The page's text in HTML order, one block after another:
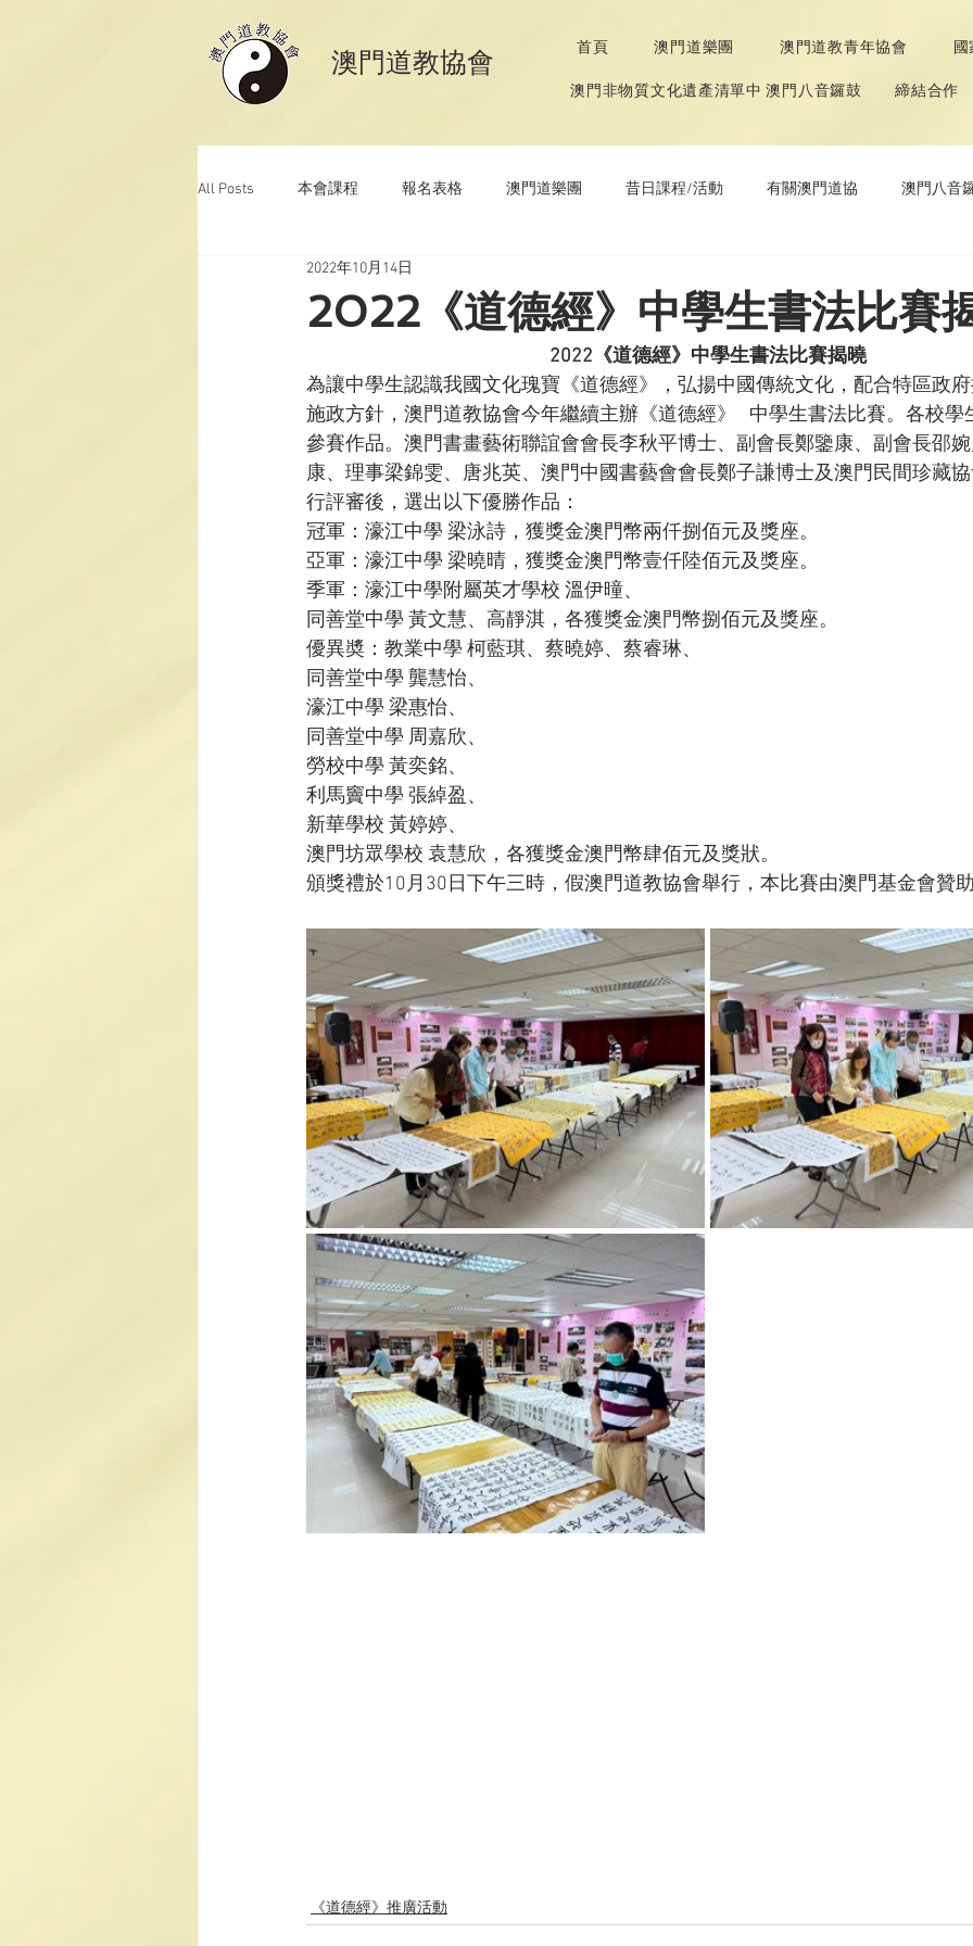
​澳門道教協會 首頁 澳門道樂團 澳門道教青年協會
澳門非物質文化遺產清單中 澳門八音鑼鼓 締結合作
All Posts 本會課程 報名表格 澳門道樂團 昔日課程/活動 有關澳門道協 澳門八音
澳門道教科儀音樂 澳門道教青年協會
2022《道德經》中學生書法比賽
2022年10月14日
2022 《道德經》中學生書法比賽揭曉
為讓中學生認識我國文化瑰寶《道德經》，弘揚中國傳統文化，配合特區政
施政方針，澳門道教協會今年繼續主辦《道德經》   中學生書法比賽。各校
參賽作品。澳門書畫藝術聯誼會會長李秋平博士、副會長鄭鑒康、副會長邵
康、理事梁錦雯、唐兆英、澳門中國書藝會會長鄭子謙博士及澳門民間珍藏
行評審後，選出以下優勝作品：
冠軍：濠江中學 梁泳詩，獲獎金澳門幣兩仟捌佰元及獎座。
亞軍：濠江中學 梁曉晴，獲獎金澳門幣壹仟陸佰元及獎座。
季軍：濠江中學附屬英才學校 溫伊曈、
同善堂中學 黃文慧、高靜淇，各獲獎金澳門幣捌佰元及獎座。
優異奬：教業中學 柯藍琪、蔡曉婷、蔡睿琳、
同善堂中學 龔慧怡、
濠江中學 梁惠怡、
同善堂中學 周嘉欣、
勞校中學 黃奕銘、
利馬竇中學 張綽盈、
新華學校 黃婷婷、
澳門坊眾學校 袁慧欣，各獲獎金澳門幣肆佰元及獎狀。
頒獎禮於10月30日下午三時，假澳門道教協會舉行，本比賽由澳門基金會贊
《道德經》推廣活動